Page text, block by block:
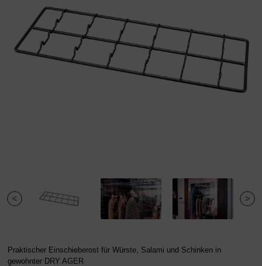
Praktischer Einschieberost für Würste, Salami und Schinken in
gewohnter DRY AGER